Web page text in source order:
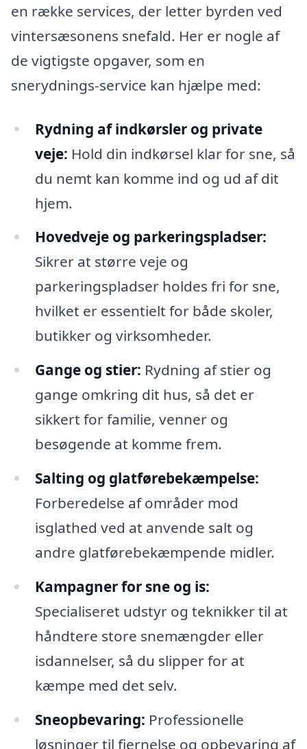
en række services, der letter byrden ved
vintersæsonens snefald. Her er nogle af
de vigtigste opgaver, som en
snerydnings-service kan hjælpe med:
Rydning af indkørsler og private
veje: Hold din indkørsel klar for sne, så
du nemt kan komme ind og ud af dit
hjem.
Hovedveje og parkeringspladser:
Sikrer at større veje og
parkeringspladser holdes fri for sne,
hvilket er essentielt for både skoler,
butikker og virksomheder.
Gange og stier: Rydning af stier og
gange omkring dit hus, så det er
sikkert for familie, venner og
besøgende at komme frem.
Salting og glatførebekæmpelse:
Forberedelse af områder mod
isglathed ved at anvende salt og
andre glatførebekæmpende midler.
Kampagner for sne og is:
Specialiseret udstyr og teknikker til at
håndtere store snemængder eller
isdannelser, så du slipper for at
kæmpe med det selv.
Sneopbevaring: Professionelle
løsninger til fjernelse og opbevaring af